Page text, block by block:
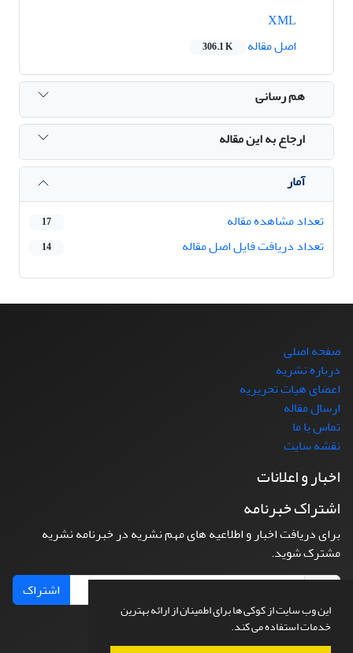
این وب سایت از کوکی ها برای اطمینان از ارائه بهترین
خدمات استفاده می کند.
اصل مقاله
306.1 K
هم رسانی
ارجاع به این مقاله
آمار
تعداد مشاهده مقاله
17
تعداد دریافت فایل اصل مقاله 14
صفحه اصلی
درباره نشریه
اعضای هیات تحریریه
ارسال مقاله
تماس با ما
نقشه سایت
اخبار و اعلانات
اشتراک خبرنامه
برای دریافت اخبار و اطلاعیه های مهم نشریه در خبرنامه نشریه
مشترک شوید.
اشتراک